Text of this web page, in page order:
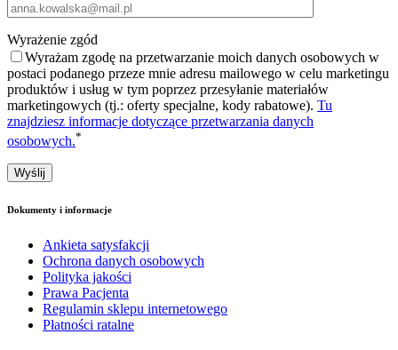
Wyrażenie zgód
Wyrażam zgodę na przetwarzanie moich danych osobowych w
postaci podanego przeze mnie adresu mailowego w celu marketingu
produktów i usług w tym poprzez przesyłanie materiałów
marketingowych (tj.: oferty specjalne, kody rabatowe). Tu
znajdziesz informacje dotyczące przetwarzania danych
osobowych.*
Dokumenty i informacje
Ankieta satysfakcji
Ochrona danych osobowych
Polityka jakości
Prawa Pacjenta
Regulamin sklepu internetowego
Płatności ratalne